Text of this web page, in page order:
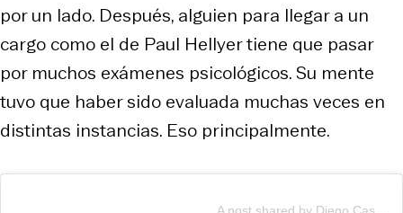
por un lado. Después, alguien para llegar a un
cargo como el de Paul Hellyer tiene que pasar
por muchos exámenes psicológicos. Su mente
tuvo que haber sido evaluada muchas veces en
distintas instancias. Eso principalmente.